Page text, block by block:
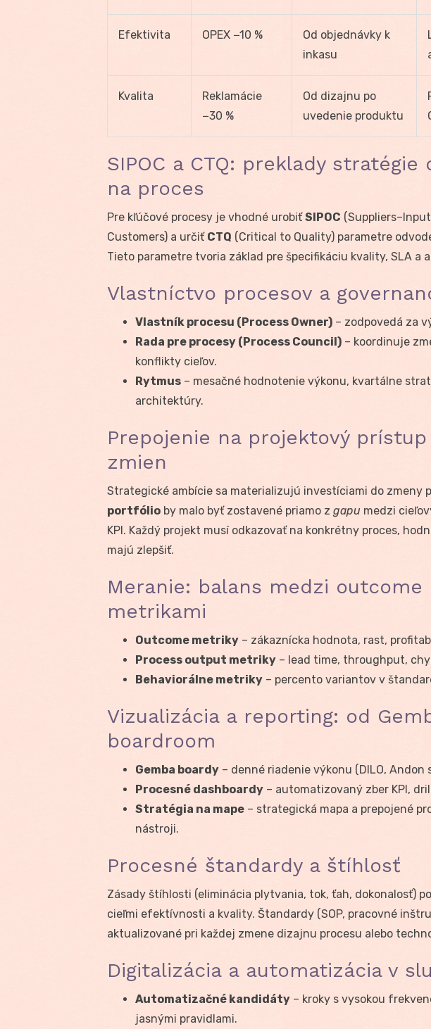
Efektivita OPEX −10 %
Od objednávky k
inkasu
Kvalita
Reklamácie
−30 %
Od dizajnu po
uvedenie produktu
SIPOC a CTQ: preklady stratégie
na proces
Pre kľúčové procesy je vhodné urobiťSIPOC
Customers) a určiť CTQ (Critical to Quality) parametre
Tieto parametre tvoria základ pre špecifikáciu kvality, SLA a
Vlastníctvo procesov a
Vlastník procesu (Process Owner) – zodpovedá za
Rada pre procesy (Process Council) – koordinuje
konflikty cieľov.
Rytmus – mesačné hodnotenie výkonu, kvartálne
architektúry.
Prepojenie na projektový
zmien
Strategické ambície sa materializujú investíciami do zmeny
portfólio by malo byť zostavené priamo z gapu medzi
KPI. Každý projekt musí odkazovať na konkrétny proces,
majú zlepšiť.
Meranie: balans medzi
metrikami
Outcome metriky – zákaznícka hodnota, rast,
Process output metriky – lead time, throughput,
Behaviorálne metriky – percento variantov v
Vizualizácia a reporting: od
boardroom
Gemba boardy – denné riadenie výkonu (DILO, Andon
Procesné dashboardy – automatizovaný zber KPI,
Stratégia na mape – strategická mapa a prepojené
nástroji.
Procesné štandardy a štíhlosť
Zásady štíhlosti (eliminácia plytvania, tok, ťah, dokonalosť)
cieľmi efektívnosti a kvality. Štandardy (SOP, pracovné
aktualizované pri každej zmene dizajnu procesu alebo
Digitalizácia a automatizácia v
Automatizačné kandidáty – kroky s vysokou
jasnými pravidlami.